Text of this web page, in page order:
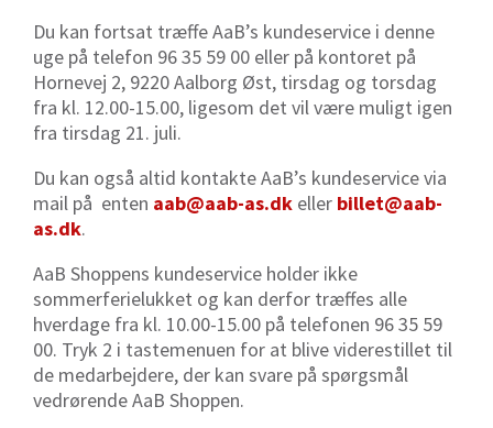
Du kan fortsat træffe AaB’s kundeservice i denne
uge på telefon 96 35 59 00 eller på kontoret på
Hornevej 2, 9220 Aalborg Øst, tirsdag og torsdag
fra kl. 12.00-15.00, ligesom det vil være muligt igen
fra tirsdag 21. juli.
Du kan også altid kontakte AaB’s kundeservice via
mail på enten aab@aab-as.dk eller billet@aab-
as.dk.
AaB Shoppens kundeservice holder ikke
sommerferielukket og kan derfor træffes alle
hverdage fra kl. 10.00-15.00 på telefonen 96 35 59
00. Tryk 2 i tastemenuen for at blive viderestillet til
de medarbejdere, der kan svare på spørgsmål
vedrørende AaB Shoppen.